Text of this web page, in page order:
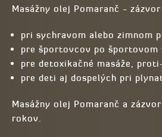
Masážny olej Pomaranč -
pri sychravom alebo zimnom
pre športovcov po športovom
pre detoxikačné masáže,
pre deti aj dospelých pri
Masážny olej Pomaranč a
rokov.